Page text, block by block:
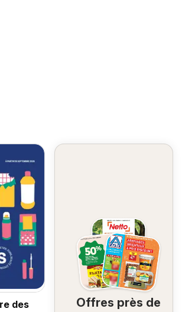
des
Offres près de